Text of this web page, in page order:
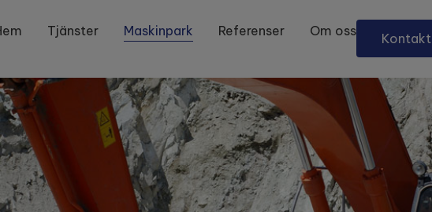
Tjänster Maskinpark Referenser Om oss Kontakt